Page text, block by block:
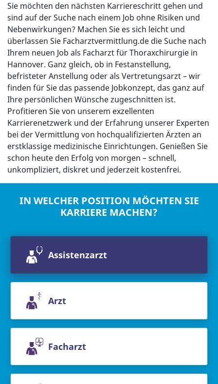
Sie möchten den nächsten Karriereschritt gehen und
sind auf der Suche nach einem Job ohne Risiken und
Nebenwirkungen? Machen Sie es sich leicht und
überlassen Sie Facharztvermittlung.de die Suche nach
Ihrem neuen Job als Facharzt für Thoraxchirurgie in
Hannover. Ganz gleich, ob in Festanstellung,
befristeter Anstellung oder als Vertretungsarzt – wir
finden für Sie das passende Jobkonzept, das ganz auf
Ihre persönlichen Wünsche zugeschnitten ist.
Profitieren Sie von unserem exzellenten
Karrierenetzwerk und der Erfahrung unserer Experten
bei der Vermittlung von hochqualifizierten Ärzten an
erstklassige medizinische Einrichtungen. Genießen Sie
schon heute den Erfolg von morgen – schnell,
unkompliziert, diskret und jederzeit kostenfrei.
IN WELCHER POSITION MÖCHTEN SIE
KARRIERE MACHEN?
Assistenzarzt
Arzt
Facharzt